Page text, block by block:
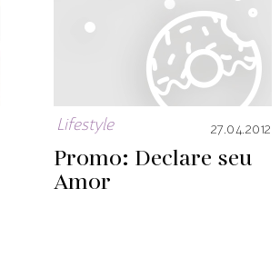
Lifestyle 27.04.2012
Promo: Declare seu
Amor